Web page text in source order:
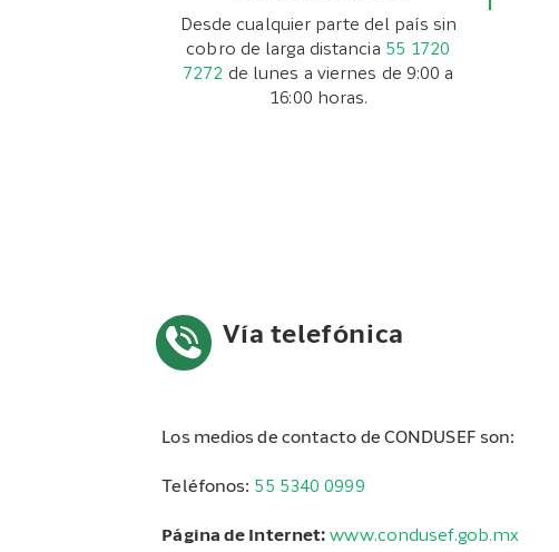
Desde cualquier parte del país sin
cobro de larga distancia 55 1720
7272 de lunes a viernes de 9:00 a
16:00 horas.
Vía telefónica
Los medios de contacto de CONDUSEF son:
Teléfonos: 55 5340 0999
Página de Internet: www.condusef.gob.mx